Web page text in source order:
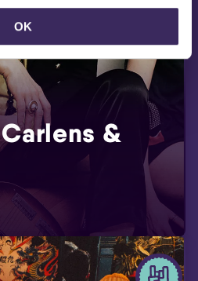
OK
&